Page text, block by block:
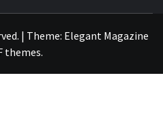
| Theme: Elegant Magazine
themes.